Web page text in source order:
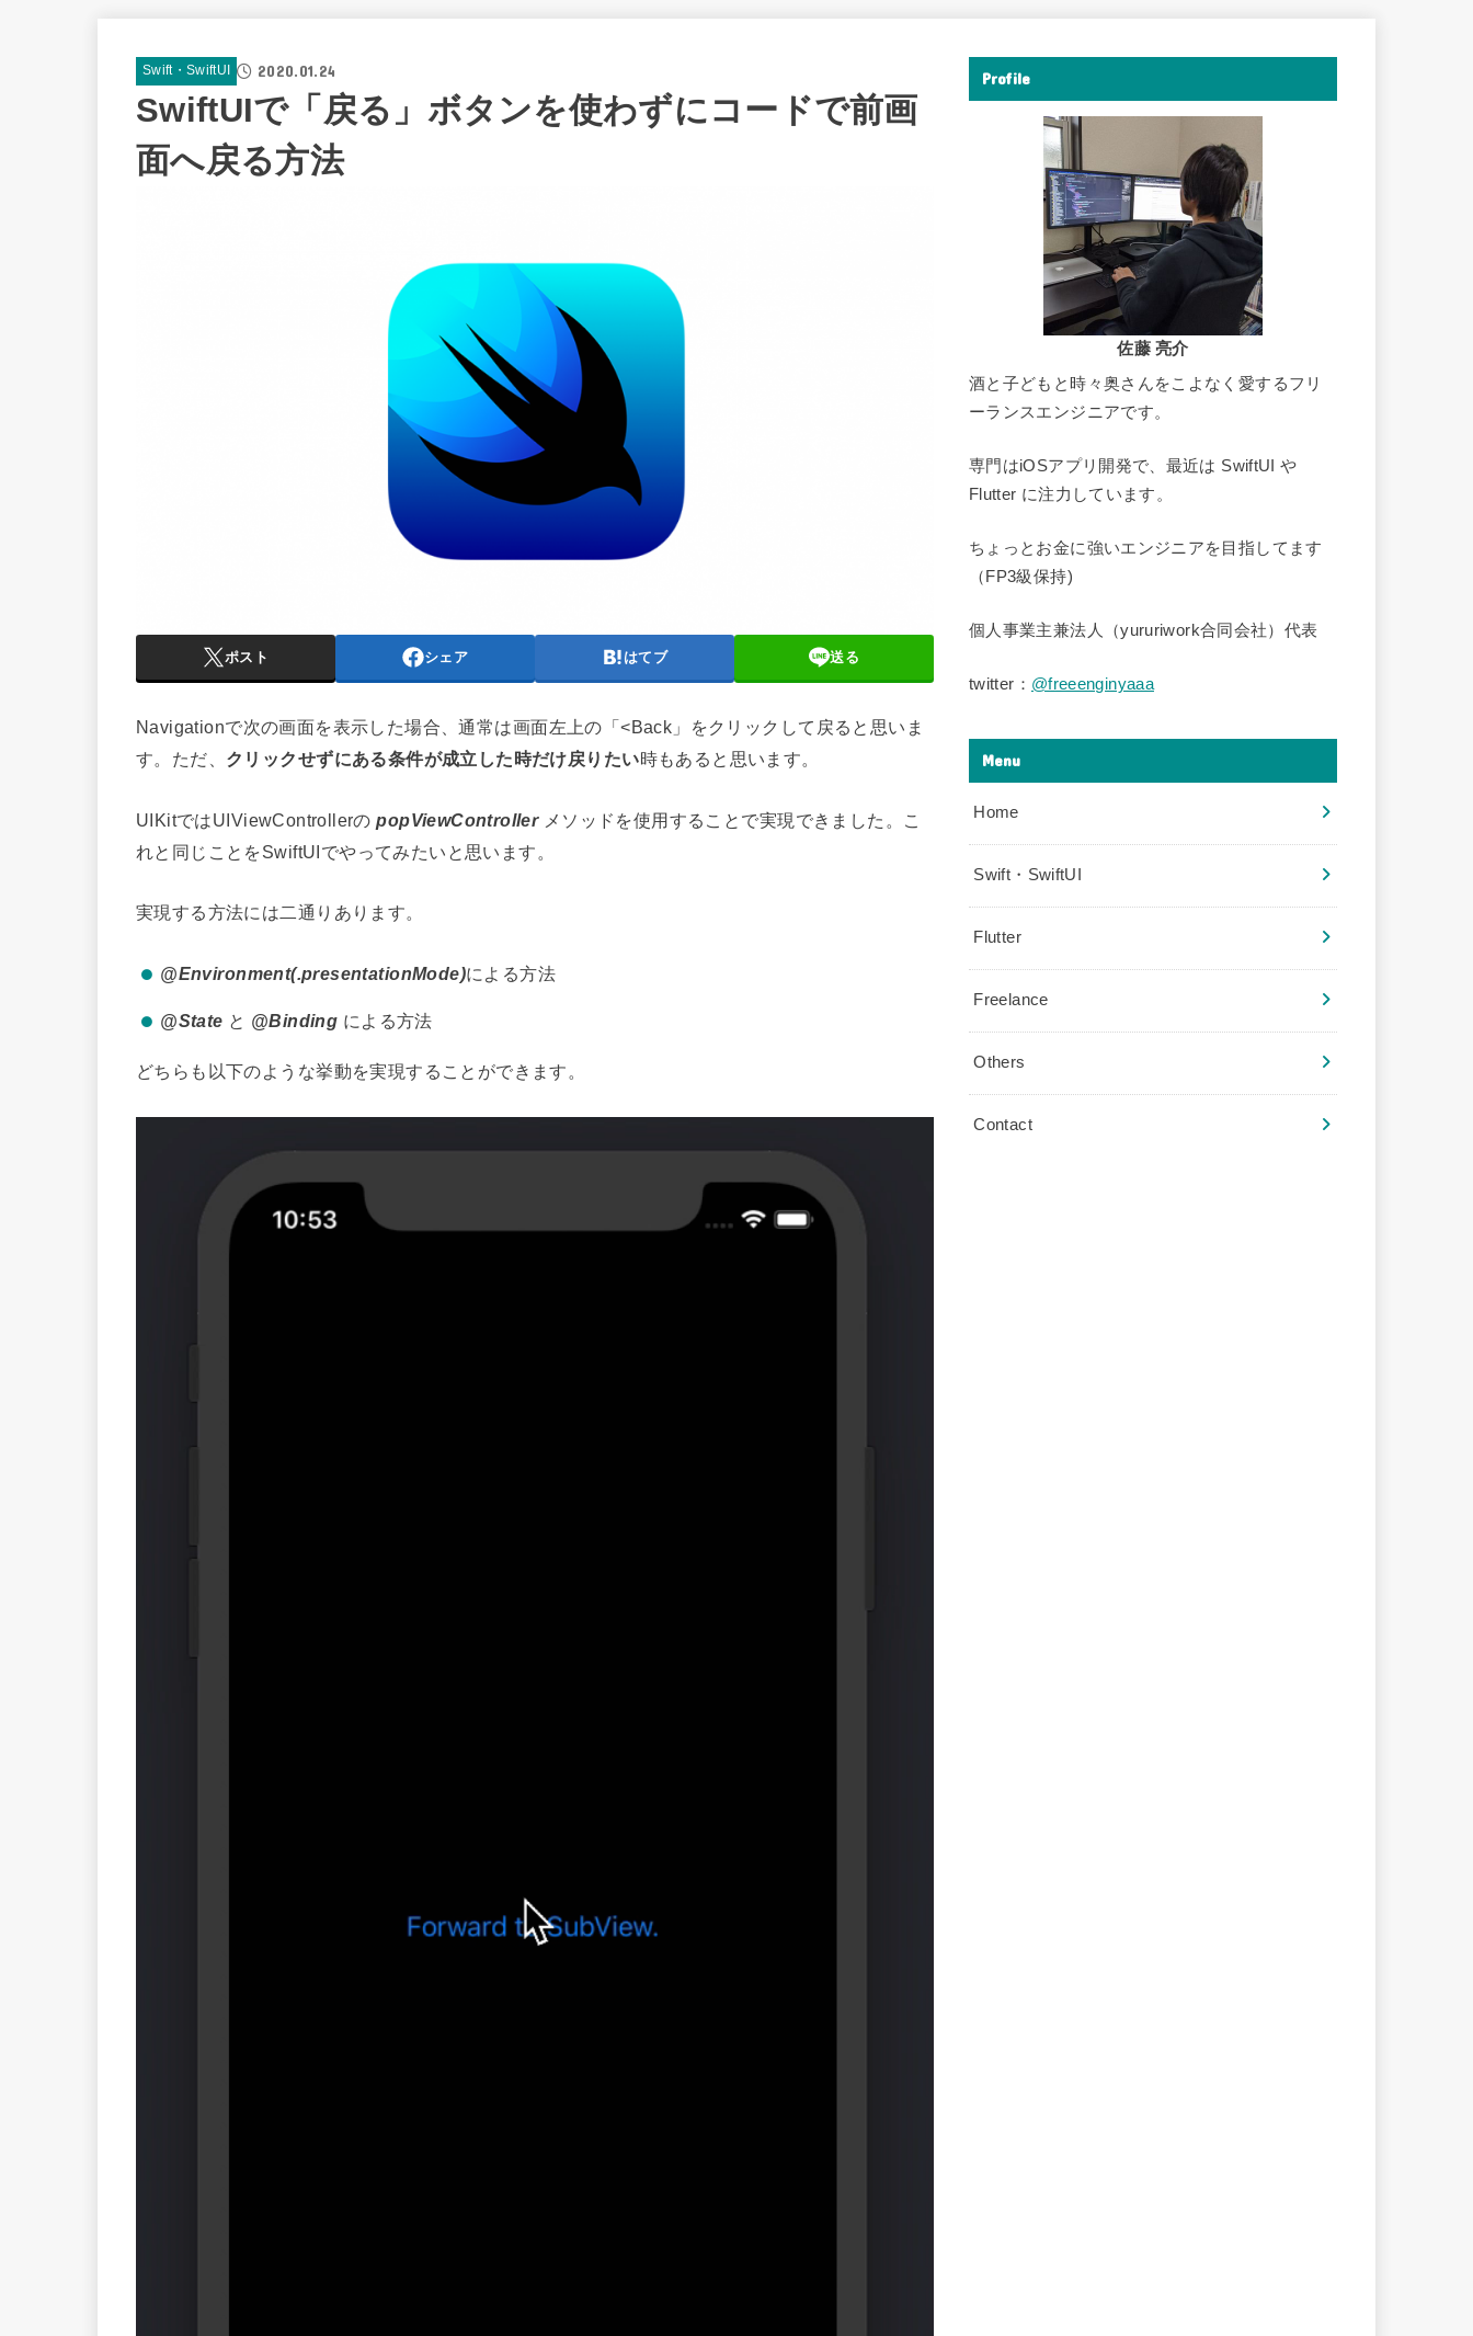
Swift・SwiftUI 2020.01.24
SwiftUIで「戻る」ボタンを使わずにコードで前画
面へ戻る方法
ポスト シェア はてブ 送る
Navigationで次の画面を表示した場合、通常は画面左上の「<Back」をクリックして戻ると思いま
す。ただ、 クリックせずにある条件が成立した時だけ戻りたい時もあると思います。
UIKitではUIViewControllerのpopViewControllerメソッドを使用することで実現できました。こ
れと同じことをSwiftUIでやってみたいと思います。
実現する方法には二通りあります。
@Environment(.presentationMode)による方法
@State と @Binding による方法
どちらも以下のような挙動を実現することができます。
Profile
佐藤 亮介
酒と子どもと時々奥さんをこよなく愛するフリ
ーランスエンジニアです。
専門はiOSアプリ開発で、最近は SwiftUI や
Flutter に注力しています。
ちょっとお金に強いエンジニアを目指してます
（FP3級保持)
個人事業主兼法人（yururiwork合同会社）代表
twitter： @freeenginyaaa
Menu
Home
Swift・SwiftUI
Flutter
Freelance
Others
Contact